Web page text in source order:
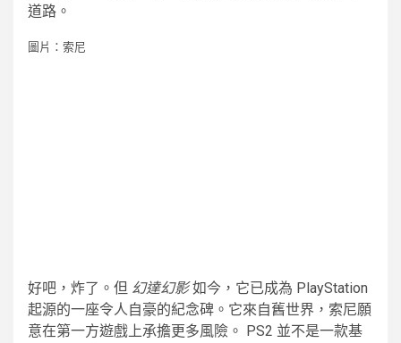
道路。
圖片：索尼
好吧，炸了。但 幻達幻影如今，它已成為 PlayStation
起源的一座令人自豪的紀念碑。它來自舊世界，索尼願
意在第一方遊戲上承擔更多風險。 PS2 並不是一款基